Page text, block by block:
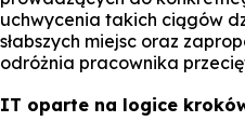
uchwycenia takich ciągów
słabszych miejsc oraz
odróżnia pracownika
IT oparte na logice